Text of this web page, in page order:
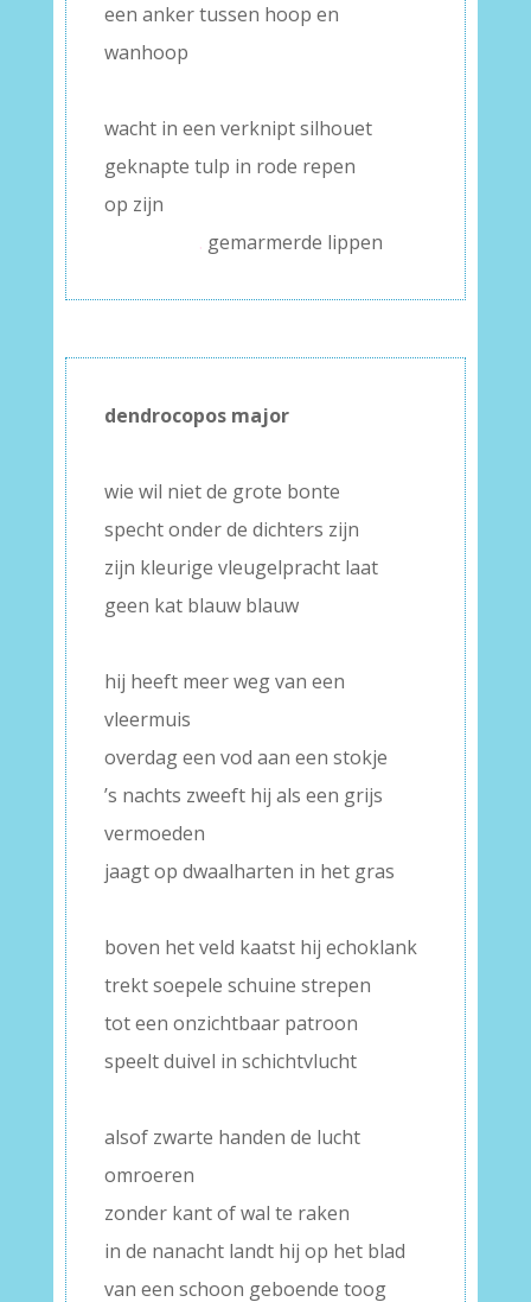
een anker tussen hoop en
wanhoop
wacht in een verknipt silhouet
geknapte tulp in rode repen
op zijn
. gemarmerde lippen
dendrocopos major
wie wil niet de grote bonte
specht onder de dichters zijn
zijn kleurige vleugelpracht laat
geen kat blauw blauw
hij heeft meer weg van een
vleermuis
overdag een vod aan een stokje
’s nachts zweeft hij als een grijs
vermoeden
jaagt op dwaalharten in het gras
boven het veld kaatst hij echoklank
trekt soepele schuine strepen
tot een onzichtbaar patroon
speelt duivel in schichtvlucht
alsof zwarte handen de lucht
omroeren
zonder kant of wal te raken
in de nanacht landt hij op het blad
van een schoon geboende toog